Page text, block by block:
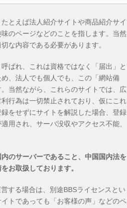
とえば法人紹介サイトや商品紹介サイ
のページなどのことを指します。当然
な内容である必要があります。
ばれ、これは資格ではなく「届出」と
、法人でも個人でも、この「網站備
当然ながら、これらのサイトでは、広
行為は一切禁止されており、仮にこれ
をせずにサイトを解説した場合、登録
用され、サーバ没収やアクセス不能、
のサーバーであること、中国国内法を
お取扱しております。
する場合は、別途BBSライセンスとい
トであっても「お客様の声」などのペ